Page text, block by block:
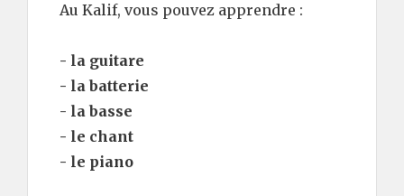
Au Kalif, vous pouvez apprendre :
- la guitare
- la batterie
- la basse
- le chant
- le piano